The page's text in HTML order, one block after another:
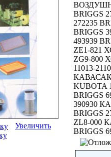
Увеличить
BRIGGS
272235
BRIGGS
493939
ZE1-821
ZG9-800
11013-
KUBOTA
BRIGGS
390930
BRIGGS
ZL8-000
BRIGGS